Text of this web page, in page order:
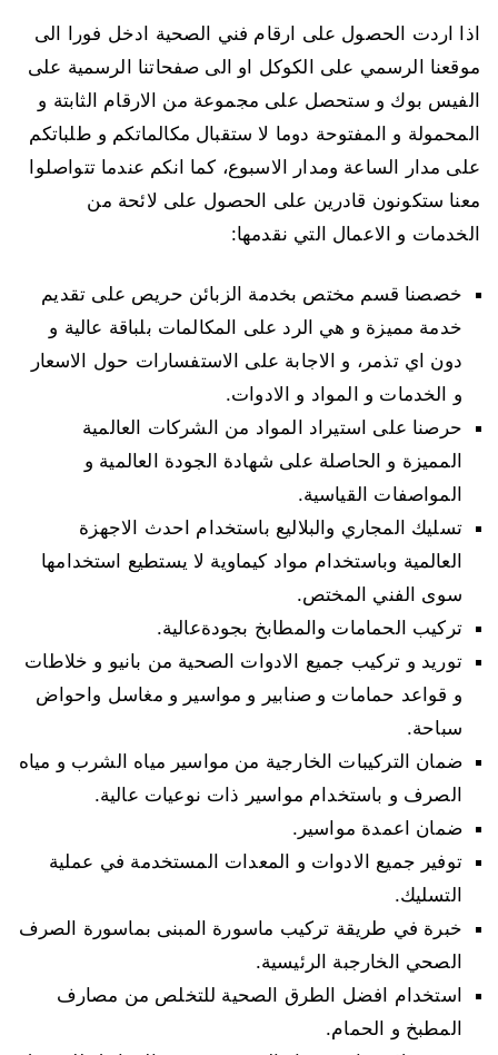
اذا اردت الحصول على ارقام فني الصحية ادخل فورا الى
موقعنا الرسمي على الكوكل او الى صفحاتنا الرسمية على
الفيس بوك و ستحصل على مجموعة من الارقام الثابتة و
المحمولة و المفتوحة دوما لا ستقبال مكالماتكم و طلباتكم
على مدار الساعة ومدار الاسبوع، كما انكم عندما تتواصلوا
معنا ستكونون قادرين على الحصول على لائحة من
الخدمات و الاعمال التي نقدمها:
خصصنا قسم مختص بخدمة الزبائن حريص على تقديم
خدمة مميزة و هي الرد على المكالمات بلباقة عالية و
دون اي تذمر، و الاجابة على الاستفسارات حول الاسعار
و الخدمات و المواد و الادوات.
حرصنا على استيراد المواد من الشركات العالمية
المميزة و الحاصلة على شهادة الجودة العالمية و
المواصفات القياسية.
تسليك المجاري والبلاليع باستخدام احدث الاجهزة
العالمية وباستخدام مواد كيماوية لا يستطيع استخدامها
سوى الفني المختص.
تركيب الحمامات والمطابخ بجودةعالية.
توريد و تركيب جميع الادوات الصحية من بانيو و خلاطات
و قواعد حمامات و صنابير و مواسير و مغاسل واحواض
سباحة.
ضمان التركيبات الخارجية من مواسير مياه الشرب و مياه
الصرف و باستخدام مواسير ذات نوعيات عالية.
ضمان اعمدة مواسير.
توفير جميع الادوات و المعدات المستخدمة في عملية
التسليك.
خبرة في طريقة تركيب ماسورة المبنى بماسورة الصرف
الصحي الخارجبة الرئيسية.
استخدام افضل الطرق الصحية للتخلص من مصارف
المطبخ و الحمام.